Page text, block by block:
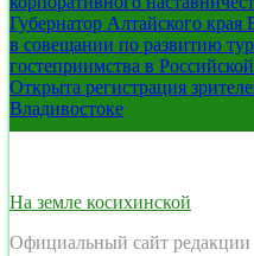
Губернатор Алтайского
в совещании по развитию
гостеприимства в
Открыта регистрация
Владивостоке
На земле косихинской
Официальный сайт редакции